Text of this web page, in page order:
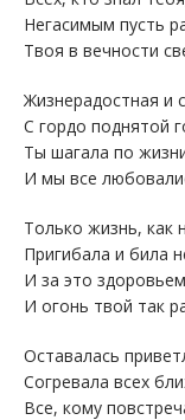
Негасимым пусть
Твоя в вечности
Жизнерадостная и
С гордо поднятой
Ты шагала по
И мы все
Только жизнь, как
Пригибала и била
И за это
И огонь твой так
Оставалась
Согревала всех
Все, кому